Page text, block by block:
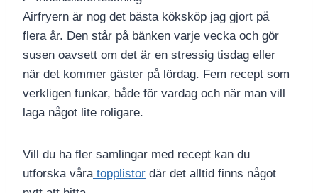
Airfryern är nog det bästa köksköp jag gjort på
flera år. Den står på bänken varje vecka och gör
susen oavsett om det är en stressig tisdag eller
när det kommer gäster på lördag. Fem recept som
verkligen funkar, både för vardag och när man vill
laga något lite roligare.
Vill du ha fler samlingar med recept kan du
utforska våratopplistor där det alltid finns något